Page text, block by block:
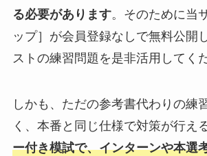
る必要があります。そのために当
ップ］が会員登録なしで無料公開
ストの練習問題を是非活用してく
しかも、ただの参考書代わりの練
く、本番と同じ仕様で対策が行え
ー付き模試で、インターンや本選